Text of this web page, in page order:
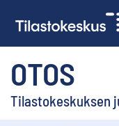
OTOS
Tilastokeskuksen